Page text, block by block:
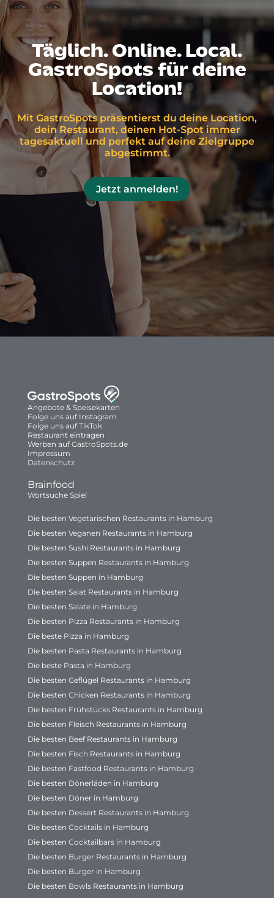
Täglich. Online. Local.
GastroSpots für deine
Location!
Mit GastroSpots präsentierst du deine Location,
dein Restaurant, deinen Hot-Spot immer
tagesaktuell und perfekt auf deine Zielgruppe
abgestimmt.
Jetzt anmelden!
Angebote & Speisekarten
Folge uns auf Instagram
Folge uns auf TikTok
Restaurant eintragen
Werben auf GastroSpots.de
Impressum
Datenschutz
Brainfood
Wortsuche Spiel
Die besten Vegetarischen Restaurants in Hamburg
Die besten Veganen Restaurants in Hamburg
Die besten Sushi Restaurants in Hamburg
Die besten Suppen Restaurants in Hamburg
Die besten Suppen in Hamburg
Die besten Salat Restaurants in Hamburg
Die besten Salate in Hamburg
Die besten Pizza Restaurants in Hamburg
Die beste Pizza in Hamburg
Die besten Pasta Restaurants in Hamburg
Die beste Pasta in Hamburg
Die besten Geflügel Restaurants in Hamburg
Die besten Chicken Restaurants in Hamburg
Die besten Frühstücks Restaurants in Hamburg
Die besten Fleisch Restaurants in Hamburg
Die besten Beef Restaurants in Hamburg
Die besten Fisch Restaurants in Hamburg
Die besten Fastfood Restaurants in Hamburg
Die besten Dönerläden in Hamburg
Die besten Döner in Hamburg
Die besten Dessert Restaurants in Hamburg
Die besten Cocktails in Hamburg
Die besten Cocktailbars in Hamburg
Die besten Burger Restaurants in Hamburg
Die besten Burger in Hamburg
Die besten Bowls Restaurants in Hamburg